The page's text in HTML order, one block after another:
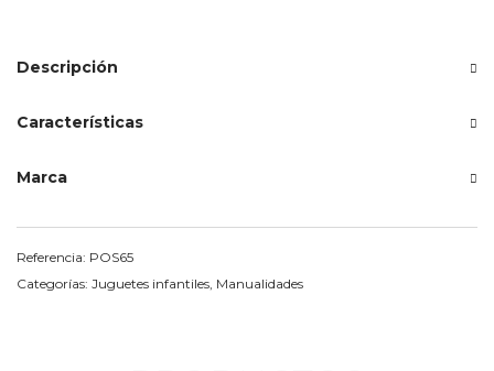
Descripción
Características
Marca
Referencia: POS65
Categorías: Juguetes infantiles Manualidades